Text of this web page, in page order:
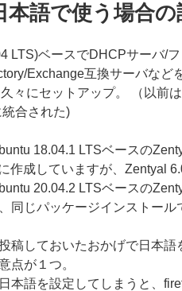
語で使う場合の
LTS)ベースでDHCPサーバ/
Exchange互換サーバなど
久々にセットアップ。 （以前
合された)
18.04.1 LTSベースの
作成していますが、Zentyal
20.04.2 LTSベースの
同じパッケージインストール
稿しておいたおかげで日本語
点が１つ。
本語を設定してしまうと、